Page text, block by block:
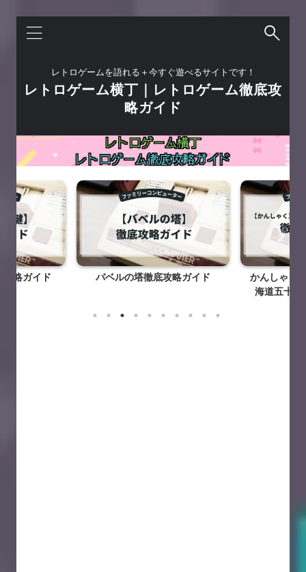
レトロゲームを語れる＋今すぐ遊べるサイトです！
レトロゲーム横丁｜レトロゲーム徹底攻
略ガイド
略ガイド
かんしゃく玉なげカン太郎の東
チョップリ